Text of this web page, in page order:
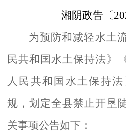
湘阴政告〔
为预防和减轻水土
民共和国水土保持法》
人民共和国水土保持
规，划定全县禁止开垦
关事项公告如下：